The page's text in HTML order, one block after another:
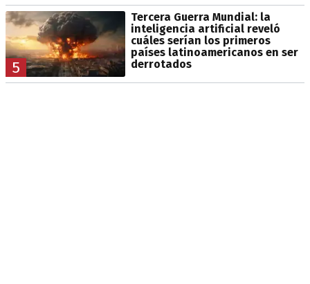
5
Tercera Guerra Mundial: la
inteligencia artificial reveló
cuáles serían los primeros
países latinoamericanos en ser
derrotados